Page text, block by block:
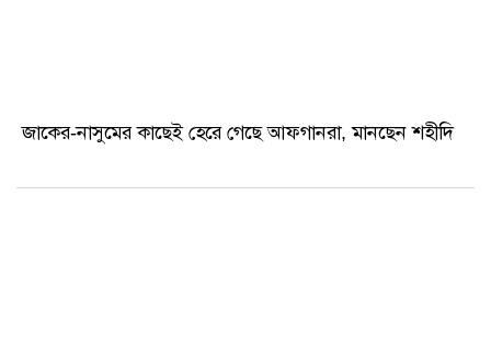
জাকের-নাসুমের কাছেই হেরে গেছে আফগানরা, মানছেন শহীদি